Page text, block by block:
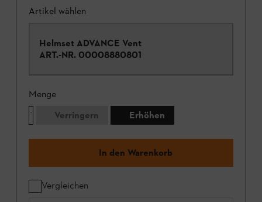
Artikel wählen
Helmset ADVANCE Vent
ART.-NR. 00008880801
Menge
Verringern
Erhöhen
In den Warenkorb
Vergleichen